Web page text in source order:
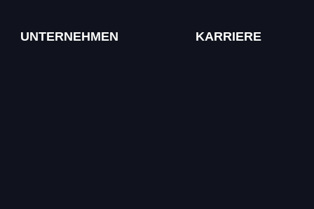
UNTERNEHMEN KARRIERE